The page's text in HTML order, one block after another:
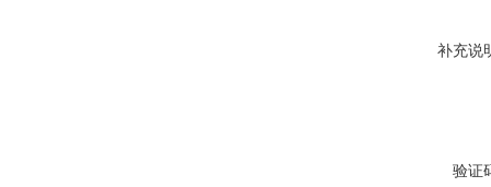
补充说
验证